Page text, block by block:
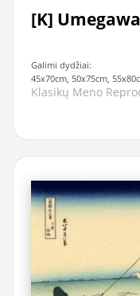
[K]
Galimi dydžiai:
45x70cm, 50x75cm,
Klasikų Meno